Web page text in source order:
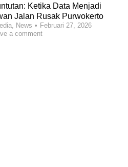
Ketika Data Menjadi
Jalan Rusak Purwokerto
News
Februari 27, 2026
a comment